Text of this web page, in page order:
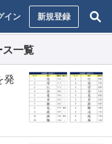
イン 新規登録
ス一覧
発